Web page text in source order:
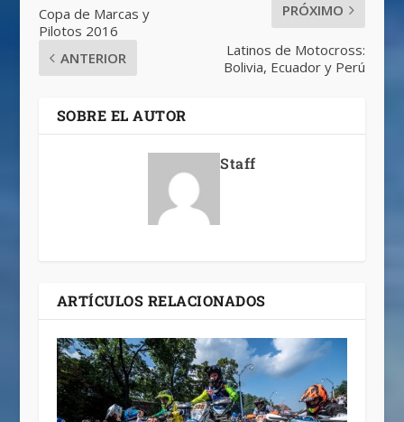
Copa de Marcas y
Pilotos 2016
ANTERIOR
PRÓXIMO
Latinos de Motocross:
Bolivia, Ecuador y Perú
SOBRE EL AUTOR
Staff
ARTÍCULOS RELACIONADOS